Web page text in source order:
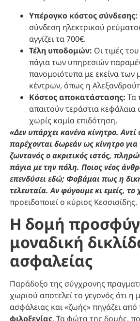
Υπέρογκο κόστος σύνδεσης:
σύνδεση ηλεκτρικού
αγγίζει τα 700€.
Τέλη υποδομών: Οι τιμές
πάγια των υπηρεσιών
πανομοιότυπα με εκείνα των
κέντρων, όπως η
Κόστος αποκατάστασης: Τα
απαιτούν τεράστια
χωρίς καμία επιδότηση.
«Δεν υπάρχει κανένα κίνητρο. Αντί
παρέχονται δωρεάν ως κίνητρο για
ζωντανός ο ακριτικός ιστός,
πάγια με την πόλη. Ποιος νέος
επενδύσει εδώ; Φοβάμαι πως η
τελευταία. Αν φύγουμε κι εμείς,
προειδοποιεί ο κύριος Κεσσισίδης.
Η δομή
μοναδική
ασφαλείας
Παράδοξο της σύγχρονης
χωριού αποτελεί το γεγονός ότι η
ασφάλειας και «ζωής» πηγάζει από
φιλοξενίας. Τα φώτα της δομής,